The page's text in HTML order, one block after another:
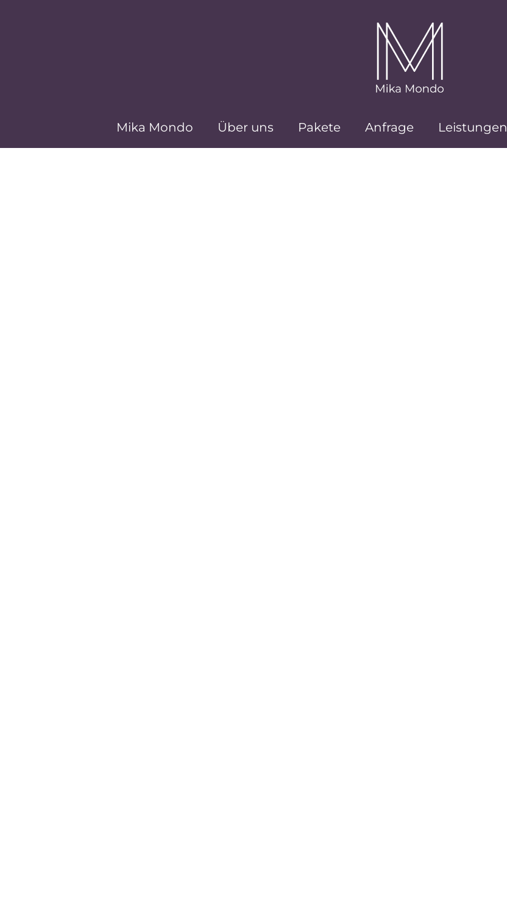
Mika Mondo Über uns Pakete Anfrage Leistungen